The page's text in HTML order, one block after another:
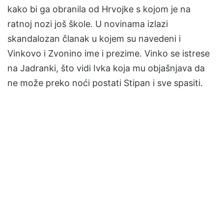
kako bi ga obranila od Hrvojke s kojom je na
ratnoj nozi još škole. U novinama izlazi
skandalozan članak u kojem su navedeni i
Vinkovo i Zvonino ime i prezime. Vinko se istrese
na Jadranki, što vidi Ivka koja mu objašnjava da
ne može preko noći postati Stipan i sve spasiti.